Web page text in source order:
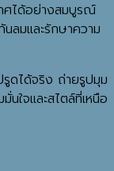
ศได้อย่างสมบูรณ์
ลมและรักษาความ
ดได้จริง ถ่ายรูปมุม
ใจและสไตล์ที่เหนือ